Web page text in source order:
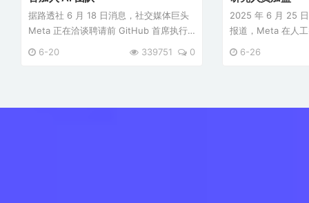
据路透社 6 月 18 日消息，社交媒体巨头
Meta 正在洽谈聘请前 GitHub 首席执行
6-20 339751 0
2025 年 6 月 25
报道，Meta 在人
6-26